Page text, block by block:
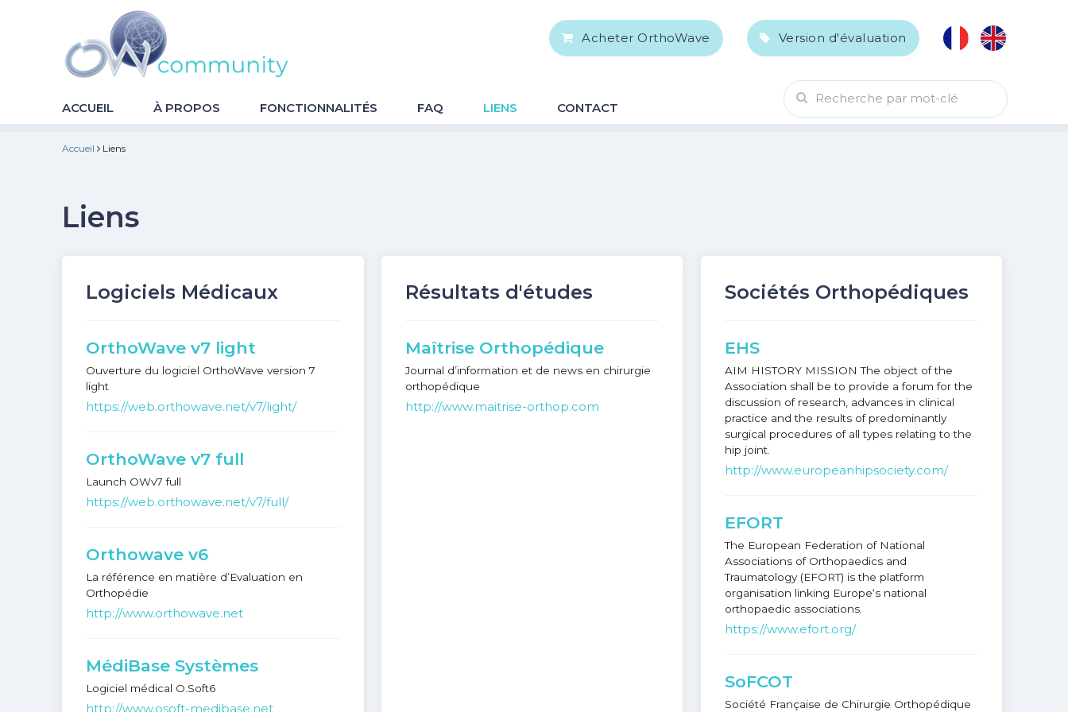
OrthoWave
Community
Acheter OrthoWave Version d'évaluation
ACCUEIL À PROPOS FONCTIONNALITÉS FAQ LIENS CONTACT
Recherche par mot-clé
Accueil Liens
Liens
Logiciels Médicaux
OrthoWave v7 light
Ouverture du logiciel OrthoWave version 7
light
https://web.orthowave.net/v7/light/
OrthoWave v7 full
Launch OWv7 full
https://web.orthowave.net/v7/full/
Orthowave v6
La référence en matière d’Evaluation en
Orthopédie
http://www.orthowave.net
MédiBase Systèmes
Logiciel médical O.Soft6
http://www.osoft-medibase.net
Résultats d'études
Maîtrise Orthopédique
Journal d’information et de news en chirurgie
orthopédique
http://www.maitrise-orthop.com
Sociétés Orthopédiques
EHS
AIM HISTORY MISSION The object of the
Association shall be to provide a forum for the
discussion of research, advances in clinical
practice and the results of predominantly
surgical procedures of all types relating to the
hip joint.
http://www.europeanhipsociety.com/
EFORT
The European Federation of National
Associations of Orthopaedics and
Traumatology (EFORT) is the platform
organisation linking Europe‘s national
orthopaedic associations.
https://www.efort.org/
SoFCOT
Société Française de Chirurgie Orthopédique